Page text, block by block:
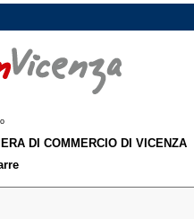
DI COMMERCIO DI VICENZA